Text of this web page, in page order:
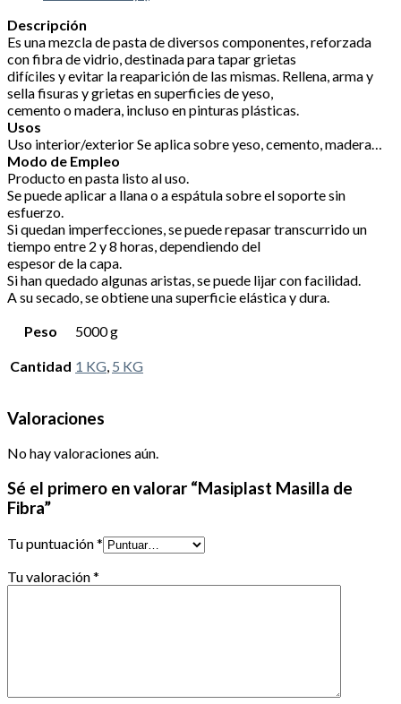
Descripción
Es una mezcla de pasta de diversos componentes, reforzada
con fibra de vidrio, destinada para tapar grietas
difíciles y evitar la reaparición de las mismas. Rellena, arma y
sella fisuras y grietas en superficies de yeso,
cemento o madera, incluso en pinturas plásticas.
Usos
Uso interior/exterior Se aplica sobre yeso, cemento, madera…
Modo de Empleo
Producto en pasta listo al uso.
Se puede aplicar a llana o a espátula sobre el soporte sin
esfuerzo.
Si quedan imperfecciones, se puede repasar transcurrido un
tiempo entre 2 y 8 horas, dependiendo del
espesor de la capa.
Si han quedado algunas aristas, se puede lijar con facilidad.
A su secado, se obtiene una superficie elástica y dura.
Peso
5000 g
Cantidad 1 KG, 5 KG
Valoraciones
No hay valoraciones aún.
Sé el primero en valorar “Masiplast Masilla de
Fibra”
Tu puntuación*
Tu valoración*